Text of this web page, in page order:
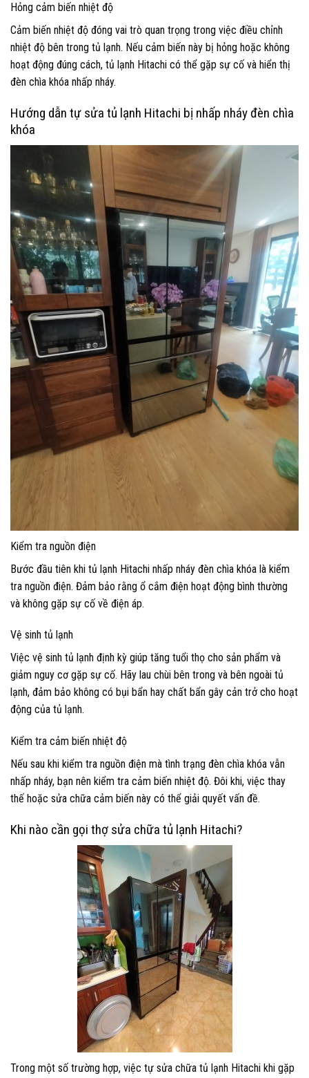
Hỏng cảm biến nhiệt độ
Cảm biến nhiệt độ đóng vai trò quan trọng trong việc điều chỉnh
nhiệt độ bên trong tủ lạnh. Nếu cảm biến này bị hỏng hoặc không
hoạt động đúng cách, tủ lạnh Hitachi có thể gặp sự cố và hiển thị
đèn chìa khóa nhấp nháy.
Hướng dẫn tự sửa tủ lạnh Hitachi bị nhấp nháy đèn chìa
khóa
Kiểm tra nguồn điện
Bước đầu tiên khi tủ lạnh Hitachi nhấp nháy đèn chìa khóa là kiểm
tra nguồn điện. Đảm bảo rằng ổ cắm điện hoạt động bình thường
và không gặp sự cố về điện áp.
Vệ sinh tủ lạnh
Việc vệ sinh tủ lạnh định kỳ giúp tăng tuổi thọ cho sản phẩm và
giảm nguy cơ gặp sự cố. Hãy lau chùi bên trong và bên ngoài tủ
lạnh, đảm bảo không có bụi bẩn hay chất bẩn gây cản trở cho hoạt
động của tủ lạnh.
Kiểm tra cảm biến nhiệt độ
Nếu sau khi kiểm tra nguồn điện mà tình trạng đèn chìa khóa vẫn
nhấp nháy, bạn nên kiểm tra cảm biến nhiệt độ. Đôi khi, việc thay
thế hoặc sửa chữa cảm biến này có thể giải quyết vấn đề.
Khi nào cần gọi thợ sửa chữa tủ lạnh Hitachi?
Trong một số trường hợp, việc tự sửa chữa tủ lạnh Hitachi khi gặp